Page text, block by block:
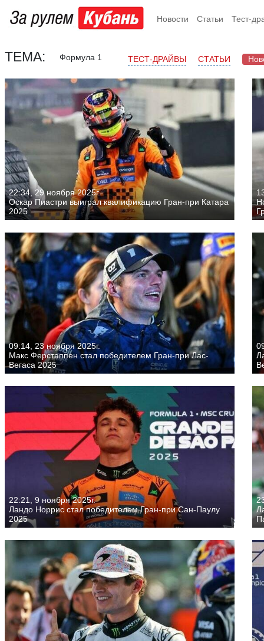
Новости Статьи Тест-
ТЕМА: Формула 1 ТЕСТ-ДРАЙВЫ СТАТЬИ
22:34, 29 ноября 2025г.
Оскар Пиастри выиграл квалификацию Гран-при Катара
2025
09:14, 23 ноября 2025г.
Макс Ферстаппен стал победителем Гран-при Лас-
Вегаса 2025
22:21, 9 ноября 2025г.
Ландо Норрис стал победителем Гран-при Сан-Паулу
2025